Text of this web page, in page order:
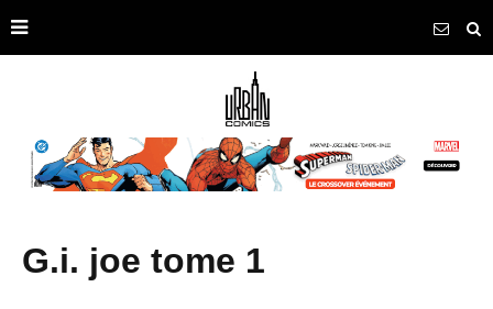
g.i. joe tome 1